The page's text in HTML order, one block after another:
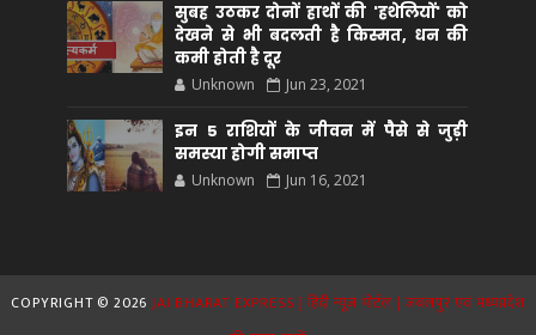
सुबह उठकर दोनों हाथों की 'हथेलियों' को
देखने से भी बदलती है किस्मत, धन की
कमी होती है दूर
Unknown Jun 23, 2021
इन 5 राशियों के जीवन में पैसे से जुड़ी
समस्या होगी समाप्त
Unknown Jun 16, 2021
COPYRIGHT © 2026JAI BHARAT EXPRESS | हिंदी न्यूज़ पोर्टल | जबलपुर एवं मध्यप्रदेश